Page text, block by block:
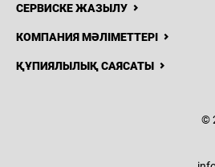
СЕРВИСКЕ ЖАЗЫЛУ
КОМПАНИЯ МӘЛІМЕТТЕРІ
ҚҰПИЯЛЫЛЫҚ САЯСАТЫ
©